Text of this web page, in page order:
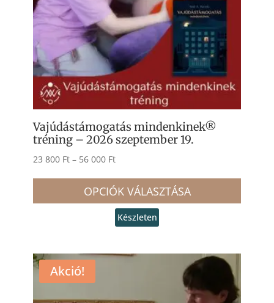
Vajúdástámogatás mindenkinek®
tréning – 2026 szeptember 19.
23 800 Ft – 56 000 FtÁrtartomány:
800 Ft
-
56
OPCIÓK VÁLASZTÁSA
Ennek
van.
Készleten
Akció!